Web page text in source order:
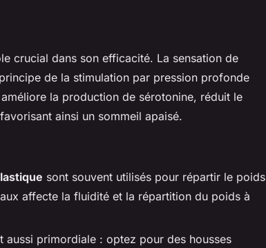
crucial dans son efficacité. La sensation de
de la stimulation par pression profonde
la production de sérotonine, réduit le
ainsi un sommeil apaisé.
sont souvent utilisés pour répartir le poids
affecte la fluidité et la répartition du poids à
aussi primordiale : optez pour des housses